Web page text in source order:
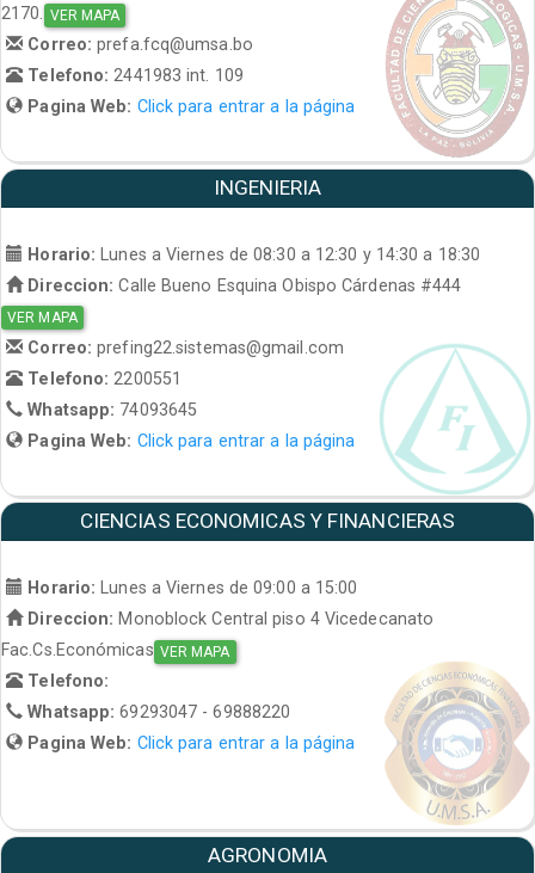
2170. VER MAPA
Correo:prefa.fcq@umsa.bo
Telefono:2441983 int. 109
Pagina Web: Click para entrar a la página
INGENIERIA
Horario:
Lunes a Viernes de 08:30 a 12:30 y 14:30 a 18:30
Direccion: Calle Bueno Esquina Obispo Cárdenas #444
VER MAPA
Correo:prefing22.sistemas@gmail.com
Telefono: 2200551
Whatsapp: 74093645
Pagina Web: Click para entrar a la página
CIENCIAS ECONOMICAS Y FINANCIERAS
Horario: Lunes a Viernes de 09:00 a 15:00
Direccion: Monoblock Central piso 4 Vicedecanato
Fac.Cs.Económicas VER MAPA
Telefono:
Whatsapp:69293047 - 69888220
Pagina Web: Click para entrar a la página
AGRONOMIA